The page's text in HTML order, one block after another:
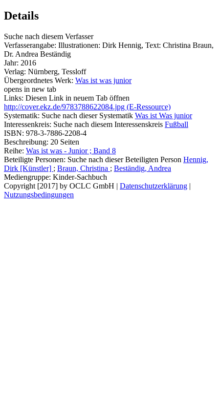
Details
Suche nach diesem Verfasser
Verfasserangabe: Illustrationen: Dirk Hennig, Text: Christina Braun,
Dr. Andrea Beständig
Jahr: 2016
Verlag: Nürnberg, Tessloff
Übergeordnetes Werk: Was ist was junior
opens in new tab
Links: Diesen Link in neuem Tab öffnen
http://cover.ekz.de/9783788622084.jpg (E-Ressource)
Systematik: Suche nach dieser Systematik Was ist Was junior
Interessenkreis: Suche nach diesem Interessenskreis Fußball
ISBN: 978-3-7886-2208-4
Beschreibung: 20 Seiten
Reihe: Was ist was - Junior ; Band 8
Beteiligte Personen: Suche nach dieser Beteiligten Person Hennig,
Dirk [Künstler] ; Braun, Christina ; Beständig, Andrea
Mediengruppe: Kinder-Sachbuch
Copyright [2017] by OCLC GmbH | Datenschutzerklärung |
Nutzungsbedingungen